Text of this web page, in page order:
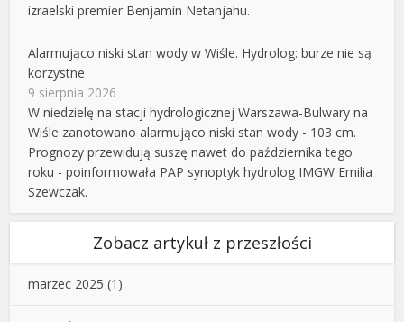
izraelski premier Benjamin Netanjahu.
Alarmująco niski stan wody w Wiśle. Hydrolog: burze nie są
korzystne
9 sierpnia 2026
W niedzielę na stacji hydrologicznej Warszawa-Bulwary na
Wiśle zanotowano alarmująco niski stan wody - 103 cm.
Prognozy przewidują suszę nawet do października tego
roku - poinformowała PAP synoptyk hydrolog IMGW Emilia
Szewczak.
Zobacz artykuł z przeszłości
marzec 2025 (1)